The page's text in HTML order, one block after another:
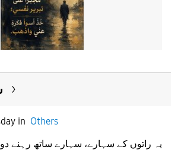
in Others
یہ راتوں کے سہارے، سہارے ساتھ رہنے